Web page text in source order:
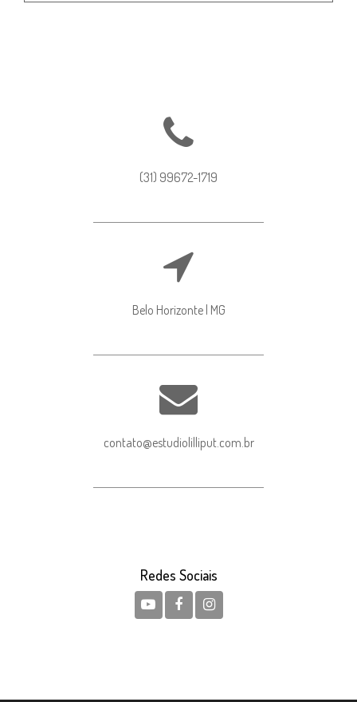
(31) 99672-1719
Belo Horizonte | MG
contato@estudiolilliput.com.br
Redes Sociais